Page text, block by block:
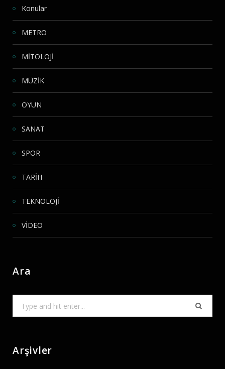
Konular
METRO
MİTOLOJİ
MÜZİK
OYUN
SANAT
SPOR
TARİH
TEKNOLOJİ
VİDEO
Ara
Arşivler